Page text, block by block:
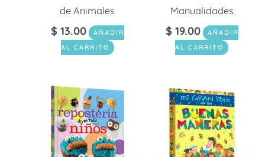
de Animales
$ 13.00
AÑADIR
AL CARRITO
Manualidades
$ 19.00
AÑADIR
AL CARRITO